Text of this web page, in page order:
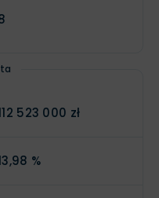
523 000 zł
%